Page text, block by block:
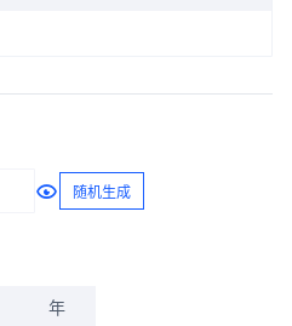
随机生成
年